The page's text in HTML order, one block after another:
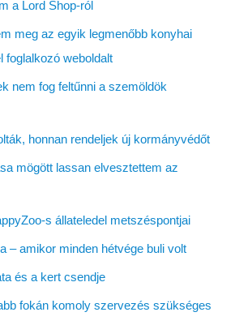
a Lord Shop-ról
meg az egyik legmenőbb konyhai
foglalkozó weboldalt
nem fog feltűnni a szemöldök
honnan rendeljek új kormányvédőt
mögött lassan elvesztettem az
s állateledel metszéspontjai
– amikor minden hétvége buli volt
és a kert csendje
fokán komoly szervezés szükséges